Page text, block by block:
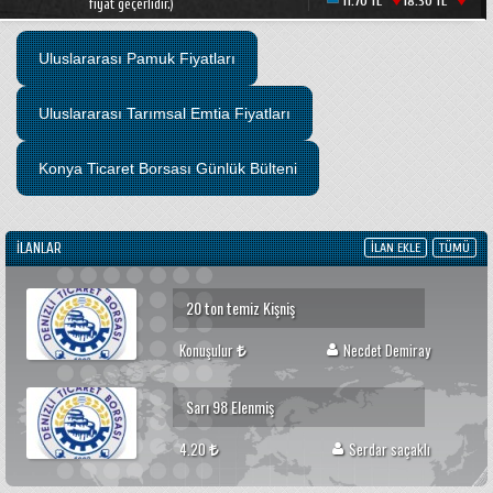
fiyat geçerlidir.)
Uluslararası Pamuk Fiyatları
Uluslararası Tarımsal Emtia Fiyatları
Konya Ticaret Borsası Günlük Bülteni
İLANLAR TÜMÜ
İLAN EKLE
Çerelik beyaz ayçiçeği
11500 tl kg Yavuz korucu
susam 350 -400 kilo yeni mahsül
20
Azkan Nohut
5000 Ahmet Evren
20 ton temiz Kişniş
Konuşulur Necdet Demiray
Sarı 98 Elenmiş
4.20 Serdar saçaklı